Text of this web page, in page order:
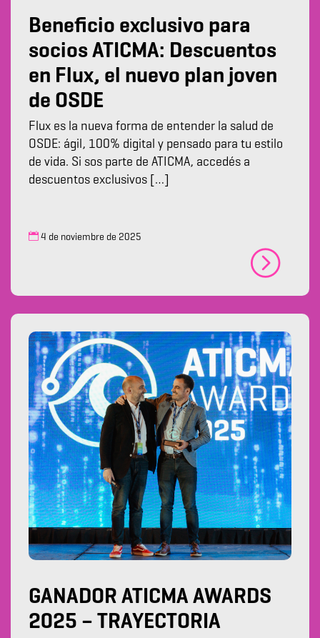
Beneficio exclusivo para
socios ATICMA: Descuentos
en Flux, el nuevo plan joven
de OSDE
Flux es la nueva forma de entender la salud de
OSDE: ágil, 100% digital y pensado para tu estilo
de vida. Si sos parte de ATICMA, accedés a
descuentos exclusivos […]
4 de noviembre de 2025
GANADOR ATICMA AWARDS
2025 – TRAYECTORIA